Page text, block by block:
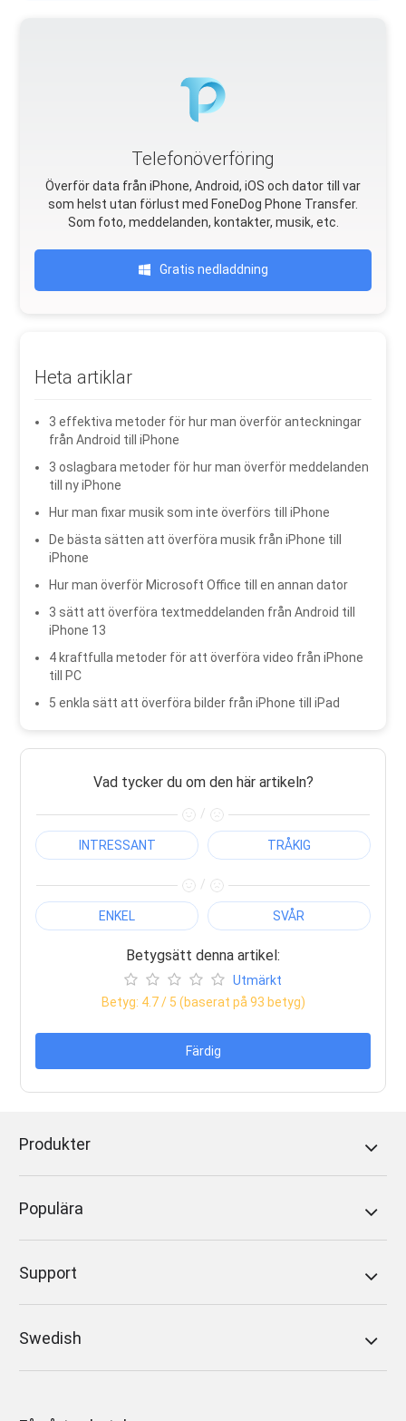
Telefonöverföring
Överför data från iPhone, Android, iOS och dator till var
som helst utan förlust med FoneDog Phone Transfer.
Som foto, meddelanden, kontakter, musik, etc.
Gratis nedladdning
Heta artiklar
3 effektiva metoder för hur man överför anteckningar
från Android till iPhone
3 oslagbara metoder för hur man överför meddelanden
till ny iPhone
Hur man fixar musik som inte överförs till iPhone
De bästa sätten att överföra musik från iPhone till
iPhone
Hur man överför Microsoft Office till en annan dator
3 sätt att överföra textmeddelanden från Android till
iPhone 13
4 kraftfulla metoder för att överföra video från iPhone
till PC
5 enkla sätt att överföra bilder från iPhone till iPad
Vad tycker du om den här artikeln?
/
INTRESSANT TRÅKIG
/
ENKEL SVÅR
Betygsätt denna artikel:
Utmärkt
Betyg: 4.7/ 5 (baserat på 93 betyg)
Färdig
Produkter
Populära
Support
Swedish